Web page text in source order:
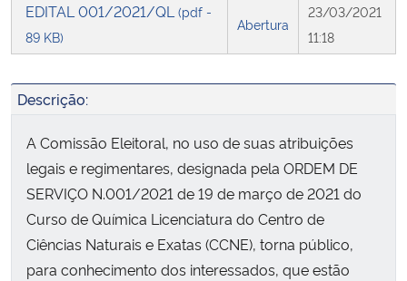
Ministério do Meio Ambiente
Ministério do Desenvolvimento Regional
Ministério da Mulher, da Família e dos Direitos Humanos
Secretaria-Geral
EDITAL 001/2021/QL (pdf -
89 KB)
Abertura
23/03/2021
11:18
Descrição:
A Comissão Eleitoral, no uso de suas atribuições
legais e regimentares, designada pela ORDEM DE
SERVIÇO N.001/2021 de 19 de março de 2021 do
Curso de Química Licenciatura do Centro de
Ciências Naturais e Exatas (CCNE), torna público,
para conhecimento dos interessados, que estão